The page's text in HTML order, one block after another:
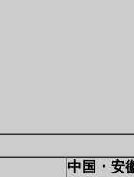
中国・安